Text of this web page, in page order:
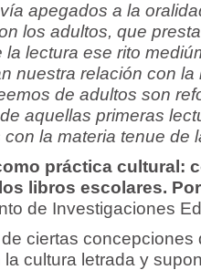
apegados a la
los adultos, que
la lectura ese rito
nuestra relación con la
de adultos son
aquellas primeras
la materia tenue de
práctica cultural:
libros escolares.
de Investigaciones
ciertas concepciones
cultura letrada y